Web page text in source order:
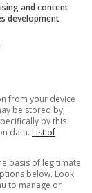
and content
development
from your device
be stored by,
by this
data. List of
basis of legitimate
below. Look
to manage or